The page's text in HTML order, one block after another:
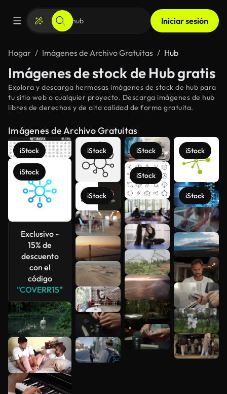
Iniciar sesión
Hogar Imágenes de Archivo Gratuitas Hub
Imágenes de stock de Hub gratis
Explora y descarga hermosas imágenes de stock de hub para
tu sitio web o cualquier proyecto. Descarga imágenes de hub
libres de derechos y de alta calidad de forma gratuita.
Imágenes de Archivo Gratuitas
iStock
iStock
Exclusivo -
15% de
descuento
con el
código
"COVERR15"
iStock
iStock
iStock
iStock
iStock
iStock
Ver más